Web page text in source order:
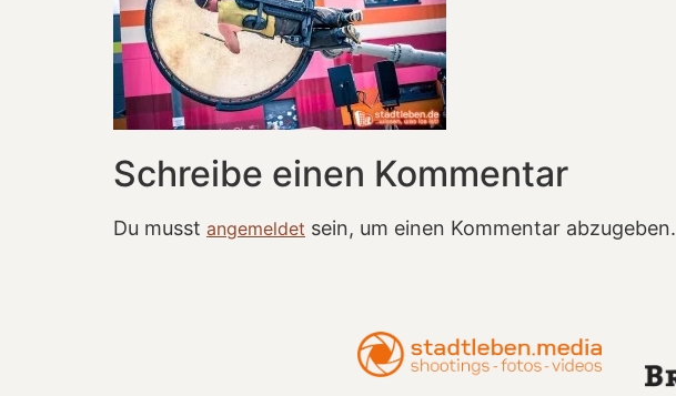
Schreibe einen Kommentar
Du musst angemeldet sein, um einen Kommentar abzugeben.